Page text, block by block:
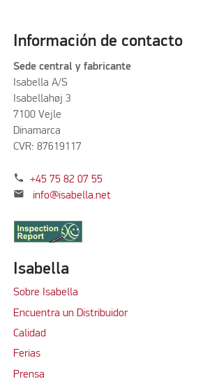
Información de contacto
Sede central y fabricante
Isabella A/S
Isabellahøj 3
7100 Vejle
Dinamarca
CVR: 87619117
phone +45 75 82 07 55
mail info@isabella.net
Isabella
Sobre Isabella
Encuentra un Distribuidor
Calidad
Ferias
Prensa